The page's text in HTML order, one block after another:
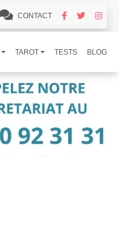
CONTACT
TAROT TESTS BLOG